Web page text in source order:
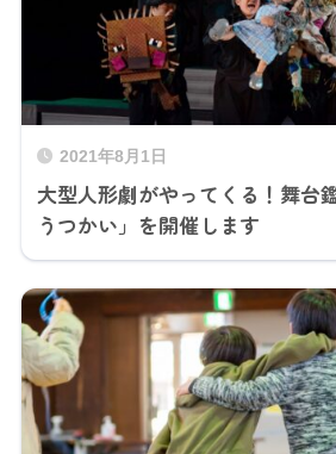
2021年8月1日
大型人形劇がやってくる！舞台
うつかい」を開催します